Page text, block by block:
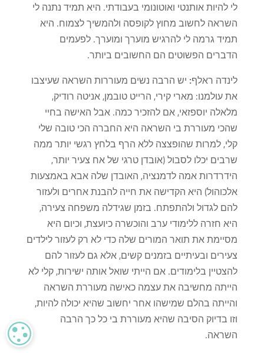
לי להיות אותנטי ואוטונומי בעבודתי. היא תמיד נתנה לי
השראה לחשוב מחוץ לקופסה ולהמשיך לצמוח. היא
תמיד גרמה לי להרגיש מוערך ומוערך. לפעמים
הדברים הפשוטים הם החשובים ביותר.
לינדה ראלף: יש הרבה נשים מעוררות השראה שעיצבו
את עולמנו: מארי קירי, הרייט טובמן, אניטה רודיק,
מלאלה יוספזאי, אם להזכיר כמה. אבל האישה בחיי
שהכי מעוררת בי השראה היא החברה הכי טובה שלי
קלי, למרות שהופצצה ללא הרף בלחץ רגשי יותר ממה
שרבים יכלו לסבול (אובדן טרגי של אח צעיר יותר,
הידרדרות אמה לדמנציה, האובדן שלה אבא באמצעות
אלכוהול) היא הקדישה את חייה להבנת אחרים ולעזור
להם לגדול ולהתפתח. בזמן שגידלה משפחה צעירה,
היא חזרה ללימודי ערב והוכשרה כיועצת, וכיום היא
מסיימת את תואר המורים שלה כדי לא רק לעזור לילדים
צעירים ובעיתיים בזמנים קשים, אלא גם לעזור להם
להצטיין בלימודים. אם הייתי שואל אותה ישירות, קלי לא
הייתה מחשיבה את עצמה כאישה מעוררת השראה
והייתה בהלם שמישהו אחר יחשוב שהיא יכולה להיות,
וזו בדיוק הסיבה שהיא מעוררת בי כל כך הרבה
השראה.